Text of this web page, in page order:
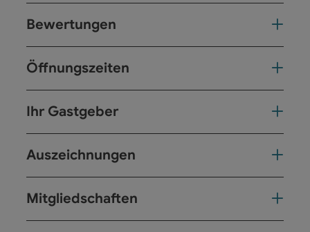
Bewertungen
Öffnungszeiten
Ihr Gastgeber
Auszeichnungen
Mitgliedschaften